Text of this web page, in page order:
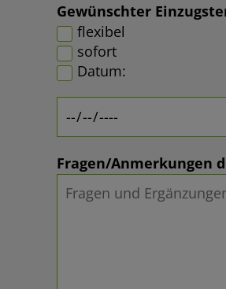
Gewünschter
flexibel
sofort
Datum:
Fragen/Anmerkungen